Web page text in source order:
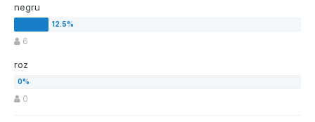
negru
6
roz
0